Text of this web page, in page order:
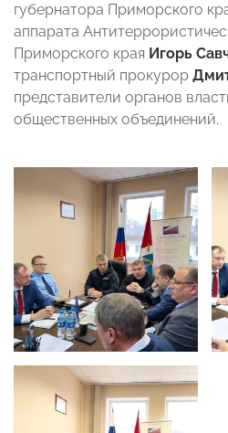
губернатора Приморского
аппарата
Приморского края Игорь
транспортный прокурор
представители органов
общественных объединений.